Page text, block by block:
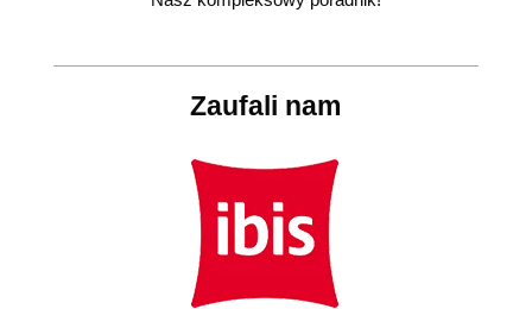
Zaufali nam